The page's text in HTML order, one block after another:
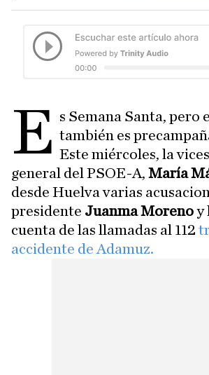
E s Semana Santa, pero
también es
Este miércoles, la
general del PSOE-A, María
desde Huelva varias
presidente Juanma Morenoy
cuenta de las llamadas al 112
accidente de Adamuz.